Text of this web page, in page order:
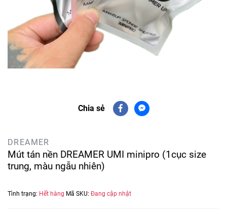
Chia sẻ
DREAMER
Mút tán nền DREAMER UMI minipro (1cục size
trung, màu ngẫu nhiên)
Tình trạng: Hết hàng Mã SKU: Đang cập nhật